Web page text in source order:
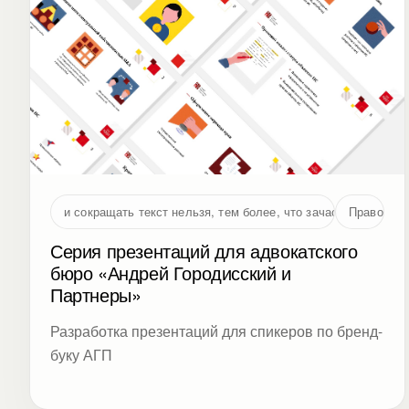
и сокращать текст нельзя, тем более, что зачастую большая
Право
Серия презентаций для адвокатского
бюро «Андрей Городисский и
Партнеры»
Разработка презентаций для спикеров по бренд-
буку АГП